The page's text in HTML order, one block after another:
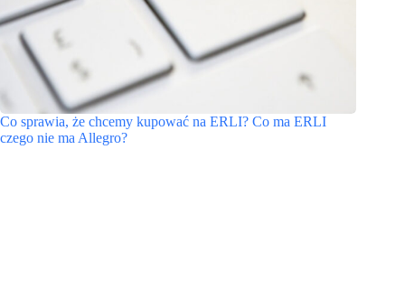
Co sprawia, że chcemy kupować na ERLI? Co ma ERLI
czego nie ma Allegro?